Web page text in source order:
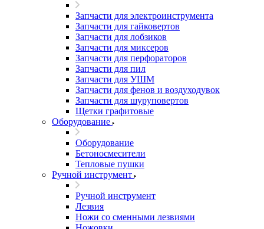
Запчасти для электроинструмента
Запчасти для гайковертов
Запчасти для лобзиков
Запчасти для миксеров
Запчасти для перфораторов
Запчасти для пил
Запчасти для УШМ
Запчасти для фенов и воздуходувок
Запчасти для шуруповертов
Щетки графитовые
Оборудование
Оборудование
Бетоносмесители
Тепловые пушки
Ручной инструмент
Ручной инструмент
Лезвия
Ножи со сменными лезвиями